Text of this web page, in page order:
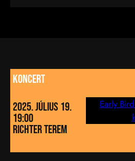
koncert
2025. Július 19.
19:00
richter terem
Early